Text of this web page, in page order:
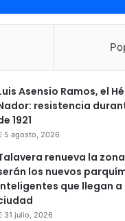
Asensio Ramos, el
resistencia
1921
5 agosto, 2026
renueva la
los nuevos
que llegan
31 julio, 2026